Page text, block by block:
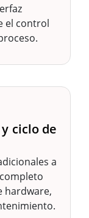
el control
ciclo de
a
hardware,